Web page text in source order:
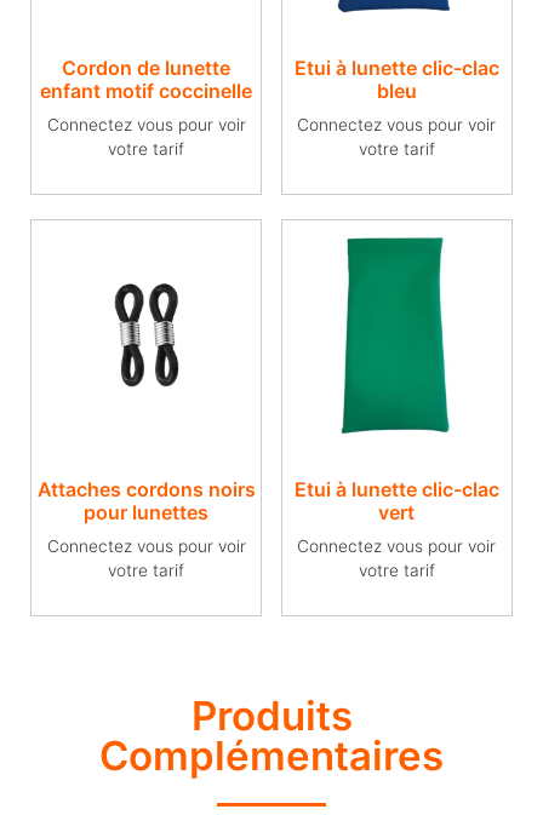
Cordon de lunette
enfant motif coccinelle
Connectez vous pour voir
votre tarif
Etui à lunette clic-clac
bleu
Connectez vous pour voir
votre tarif
Attaches cordons noirs
pour lunettes
Connectez vous pour voir
votre tarif
Etui à lunette clic-clac
vert
Connectez vous pour voir
votre tarif
Produits
Complémentaires